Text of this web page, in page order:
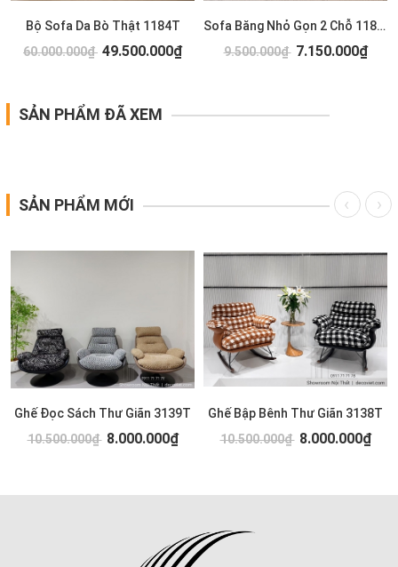
Bộ Sofa Da Bò Thật 1184T
60.000.000₫ 49.500.000₫
Sofa Băng Nhỏ Gọn 2 Chỗ 1183T
9.500.000₫ 7.150.000₫
SẢN PHẨM ĐÃ XEM
SẢN PHẨM MỚI
Ghế Đọc Sách Thư Giãn 3139T
10.500.000₫ 8.000.000₫
Ghế Bập Bênh Thư Giãn 3138T
10.500.000₫ 8.000.000₫